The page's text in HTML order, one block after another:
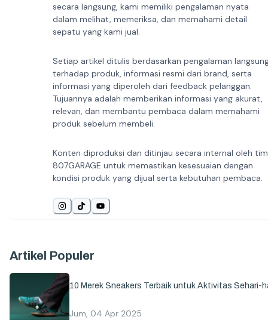
secara langsung, kami memiliki pengalaman nyata
dalam melihat, memeriksa, dan memahami detail
sepatu yang kami jual.
Setiap artikel ditulis berdasarkan pengalaman
terhadap produk, informasi resmi dari brand, serta
informasi yang diperoleh dari feedback pelanggan.
Tujuannya adalah memberikan informasi yang akurat,
relevan, dan membantu pembaca dalam memahami
produk sebelum membeli.
Konten diproduksi dan ditinjau secara internal oleh tim
807GARAGE untuk memastikan kesesuaian dengan
kondisi produk yang dijual serta kebutuhan pembaca.
Artikel Populer
10 Merek Sneakers Terbaik untuk Aktivitas Sehari-
Jum, 04 Apr 2025